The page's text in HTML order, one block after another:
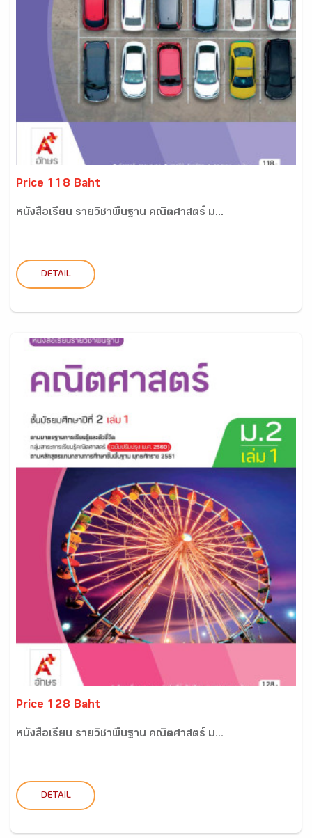
Price 118 Baht
หนังสือเรียน รายวิชาพื้นฐาน คณิตศาสตร์ ม...
DETAIL
Price 128 Baht
หนังสือเรียน รายวิชาพื้นฐาน คณิตศาสตร์ ม...
DETAIL